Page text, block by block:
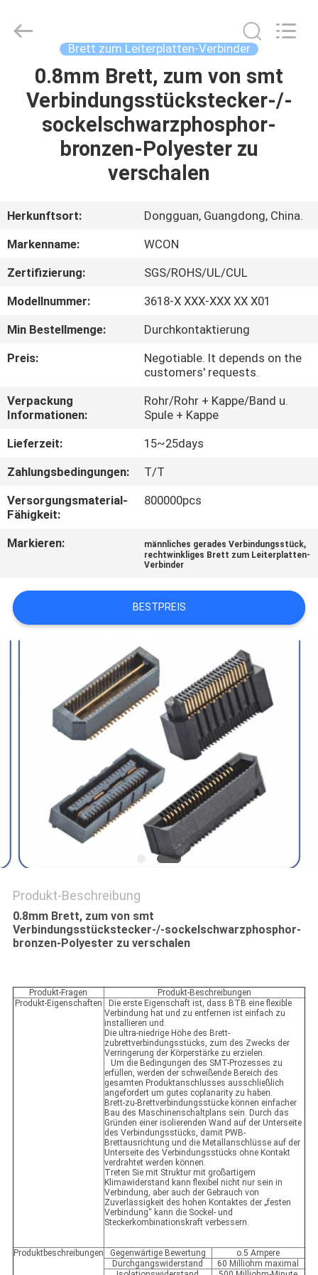
HAUS
PRODUKTE
FABRIK-
QUALITÄTSKONTROLLE
TRETEN
MIT
UNS
IN
VERBINDUNG
FORDERN
SIE
ZITAT
SITEMAP
POLICY
Brett zum Leiterplatten-Verbinder
0.8mm Brett, zum von smt
Verbindungsstückstecker-/-
sockelschwarzphosphor-
bronzen-Polyester zu
verschalen
Herkunftsort:
Dongguan, Guangdong, China.
Markenname:
WCON
Zertifizierung:
SGS/ROHS/UL/CUL
Modellnummer:
3618-X XXX-XXX XX X01
Min Bestellmenge:
Durchkontaktierung
Preis:
Negotiable. It depends on the
customers' requests.
Verpackung
Informationen:
Rohr/Rohr + Kappe/Band u.
Spule + Kappe
Lieferzeit:
15~25days
Zahlungsbedingungen:
T/T
Versorgungsmaterial-
Fähigkeit:
800000pcs
Markieren: männliches gerades Verbindungsstück,
rechtwinkliges Brett zum Leiterplatten-
Verbinder
BESTPREIS
Produkt-Beschreibung
0.8mm Brett, zum von smt
Verbindungsstückstecker-/-sockelschwarzphosphor-
bronzen-Polyester zu verschalen
Produkt-Fragen
Produkt-Beschreibungen
Produkt-Eigenschaften
Die erste Eigenschaft ist, dass BTB eine flexible
Verbindung hat und zu entfernen ist einfach zu
installieren und.
Die ultra-niedrige Höhe des Brett-
zubrettverbindungsstücks, zum des Zwecks der
Verringerung der Körperstärke zu erzielen.
Um die Bedingungen des SMT-Prozesses zu
erfüllen, werden der schweißende Bereich des
gesamten Produktanschlusses ausschließlich
angefordert um gutes coplanarity zu haben.
Brett-zu-Brettverbindungsstücke können einfacher
Bau des Maschinenschaltplans sein. Durch das
Gründen einer isolierenden Wand auf der Unterseite
des Verbindungsstücks, damit PWB-
Brettausrichtung und die Metallanschlüsse auf der
Unterseite des Verbindungsstücks ohne Kontakt
verdrahtet werden können.
Treten Sie mit Struktur mit großartigem
Klimawiderstand kann flexibel nicht nur sein in
Verbindung, aber auch der Gebrauch von
Zuverlässigkeit des hohen Kontaktes der „festen
Verbindung“ kann die Sockel- und
Steckerkombinationskraft verbessern.
Produktbeschreibungen Gegenwärtige Bewertung
o.5 Ampere
Durchgangswiderstand
60 Milliohm maximal